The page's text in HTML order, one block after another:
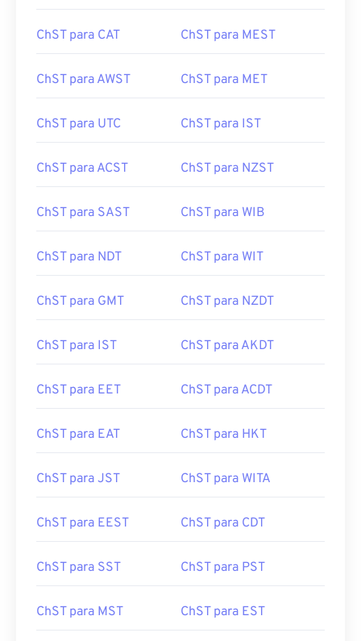
ChST para CAT ChST para MEST
ChST para AWST ChST para MET
ChST para UTC ChST para IST
ChST para ACST ChST para NZST
ChST para SAST ChST para WIB
ChST para NDT ChST para WIT
ChST para GMT ChST para NZDT
ChST para IST ChST para AKDT
ChST para EET ChST para ACDT
ChST para EAT ChST para HKT
ChST para JST ChST para WITA
ChST para EEST ChST para CDT
ChST para SST ChST para PST
ChST para MST ChST para EST